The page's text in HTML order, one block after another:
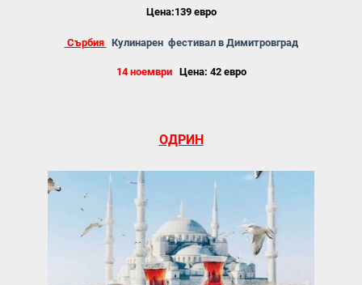
Цена:139 евро
Сърбия Кулинарен фестивал в Димитровград
14 ноемвриЦена: 42 евро
ОДРИН